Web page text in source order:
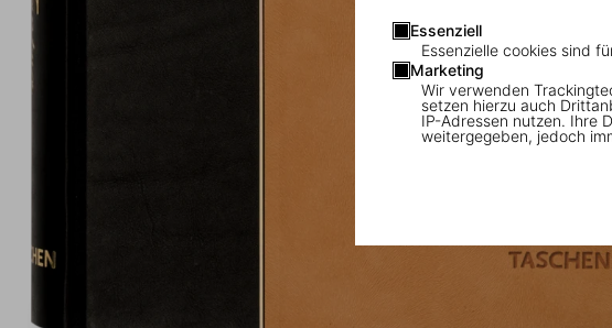
Essenziell
Essenzielle cookies sind
Marketing
Wir verwenden
setzen hierzu auch
IP-Adressen nutzen. Ihre
weitergegeben, jedoch